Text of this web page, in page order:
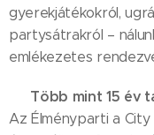
gyerekjátékokról,
partysátrakról –
emlékezetes
🛠 Több mint 15 év
Az Élményparti a